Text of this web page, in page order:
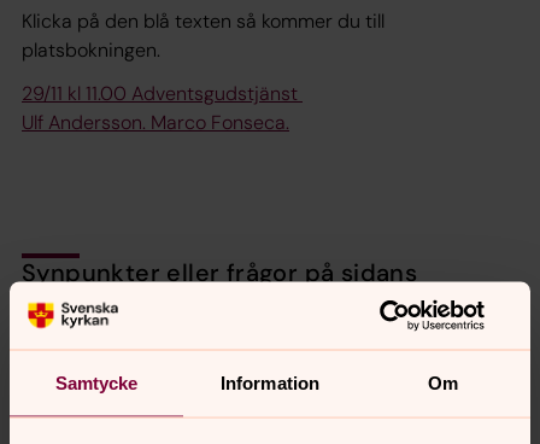
Samtycke Information Om
Klicka på den blå texten så kommer du till
platsbokningen.
29/11 kl 11.00 Adventsgudstjänst
Ulf Andersson. Marco Fonseca.
Synpunkter eller frågor på sidans
innehåll?
Dela